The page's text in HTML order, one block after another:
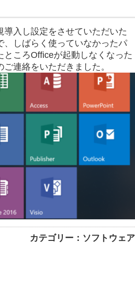
導入し設定をさせていただいた
、しばらく使っていなかったパ
ところOfficeが起動しなくなった
連絡をいただきました。
カテゴリー：ソフトウェア